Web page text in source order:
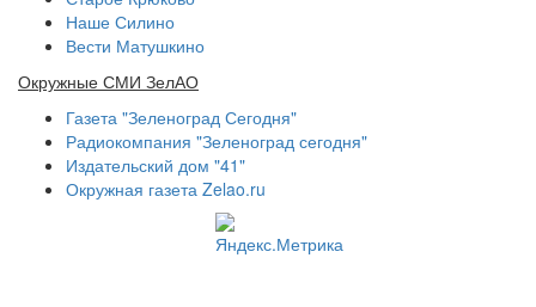
Наше Силино
Вести Матушкино
Окружные СМИ ЗелАО
Газета "Зеленоград Сегодня"
Радиокомпания "Зеленоград сегодня"
Издательский дом "41"
Окружная газета Zelao.ru